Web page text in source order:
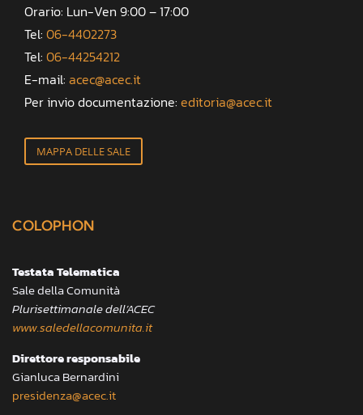
Orario: Lun-Ven 9:00 – 17:00
Tel: 06-4402273
Tel: 06-44254212
E-mail: acec@acec.it
Per invio documentazione: editoria@acec.it
MAPPA DELLE SALE
COLOPHON
Testata Telematica
Sale della Comunità
Plurisettimanale dell’ACEC
www.saledellacomunita.it
Direttore responsabile
Gianluca Bernardini
presidenza@acec.it